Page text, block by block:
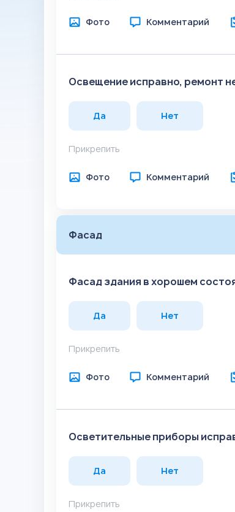
Фото Комментарий
Освещение исправно, ремонт
Да Нет
Прикрепить
Фото Комментарий
Фасад
Фасад здания в хорошем
Да Нет
Прикрепить
Фото Комментарий
Осветительные приборы
Да Нет
Прикрепить